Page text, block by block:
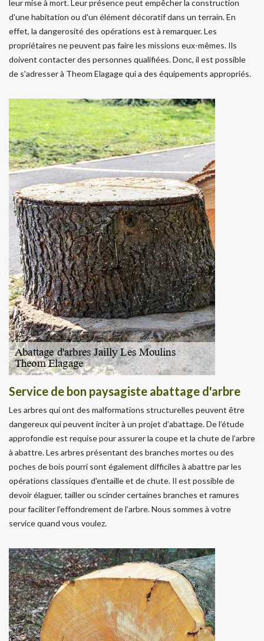
leur mise à mort. Leur présence peut empêcher la construction
d'une habitation ou d'un élément décoratif dans un terrain. En
effet, la dangerosité des opérations est à remarquer. Les
propriétaires ne peuvent pas faire les missions eux-mêmes. Ils
doivent contacter des personnes qualifiées. Donc, il est possible
de s'adresser à Theom Elagage qui a des équipements appropriés.
Service de bon paysagiste abattage d'arbre
Les arbres qui ont des malformations structurelles peuvent être
dangereux qui peuvent inciter à un projet d’abattage. De l’étude
approfondie est requise pour assurer la coupe et la chute de l’arbre
à abattre. Les arbres présentant des branches mortes ou des
poches de bois pourri sont également difficiles à abattre par les
opérations classiques d'entaille et de chute. Il est possible de
devoir élaguer, tailler ou scinder certaines branches et ramures
pour faciliter l’effondrement de l’arbre. Nous sommes à votre
service quand vous voulez.